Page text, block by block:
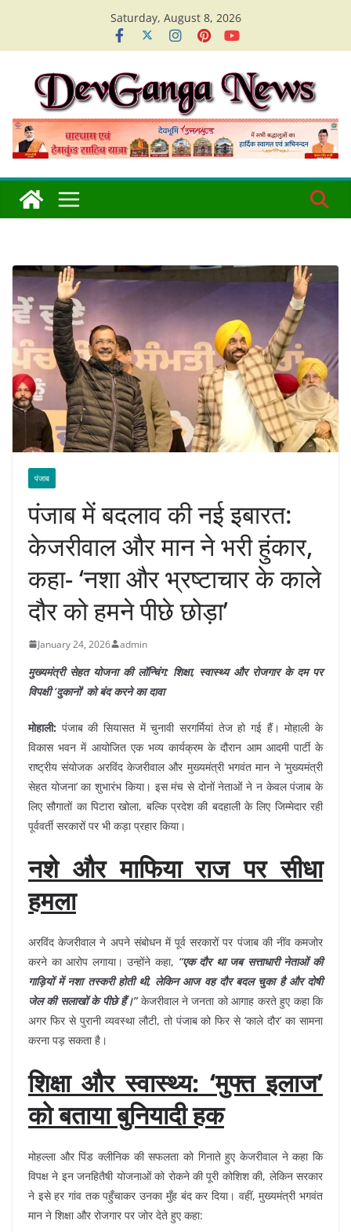
content
Saturday, August 8, 2026
पंजाब
पंजाब में बदलाव की नई इबारत:
केजरीवाल और मान ने भरी हुंकार,
कहा- ‘नशा और भ्रष्टाचार के काले
दौर को हमने पीछे छोड़ा’
January 24, 2026 admin
मुख्यमंत्री सेहत योजना की लॉन्चिंग: शिक्षा, स्वास्थ्य और रोजगार के दम पर
विपक्षी ‘दुकानों’ को बंद करने का दावा
मोहाली: पंजाब की सियासत में चुनावी सरगर्मियां तेज हो गई हैं। मोहाली के
विकास भवन में आयोजित एक भव्य कार्यक्रम के दौरान आम आदमी पार्टी के
राष्ट्रीय संयोजक अरविंद केजरीवाल और मुख्यमंत्री भगवंत मान ने ‘मुख्यमंत्री
सेहत योजना’ का शुभारंभ किया। इस मंच से दोनों नेताओं ने न केवल पंजाब के
लिए सौगातों का पिटारा खोला, बल्कि प्रदेश की बदहाली के लिए जिम्मेदार रही
पूर्ववर्ती सरकारों पर भी कड़ा प्रहार किया।
नशे और माफिया राज पर सीधा
हमला
अरविंद केजरीवाल ने अपने संबोधन में पूर्व सरकारों पर पंजाब की नींव कमजोर
करने का आरोप लगाया। उन्होंने कहा, “एक दौर था जब सत्ताधारी नेताओं की
गाड़ियों में नशा तस्करी होती थी, लेकिन आज वह दौर बदल चुका है और दोषी
जेल की सलाखों के पीछे हैं।” केजरीवाल ने जनता को आगाह करते हुए कहा कि
अगर फिर से पुरानी व्यवस्था लौटी, तो पंजाब को फिर से ‘काले दौर’ का सामना
करना पड़ सकता है।
शिक्षा और स्वास्थ्य: ‘मुफ्त इलाज’
को बताया बुनियादी हक
मोहल्ला और पिंड क्लीनिक की सफलता को गिनाते हुए केजरीवाल ने कहा कि
विपक्ष ने इन जनहितैषी योजनाओं को रोकने की पूरी कोशिश की, लेकिन सरकार
ने इसे हर गांव तक पहुँचाकर उनका मुँह बंद कर दिया। वहीं, मुख्यमंत्री भगवंत
मान ने शिक्षा और रोजगार पर जोर देते हुए कहा: